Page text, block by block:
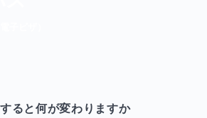
ると何が変わりますか